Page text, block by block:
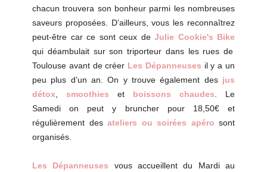
chacun trouvera son bonheur parmi les nombreuses
saveurs proposées. D’ailleurs, vous les reconnaîtrez
peut-être car ce sont ceux de Julie Cookie's Bike
qui déambulait sur son triporteur dans les rues de
Toulouse avant de créer Les Dépanneuses il y a un
peu plus d’un an. On y trouve également des jus
détox, smoothies et boissons chaudes. Le
Samedi on peut y bruncher pour 18,50€ et
régulièrement des ateliers ou soirées apéro sont
organisés.
Les Dépanneuses vous accueillent du Mardi au